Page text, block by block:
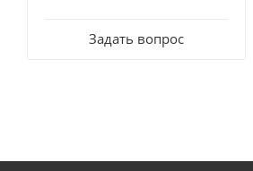
Задать вопрос